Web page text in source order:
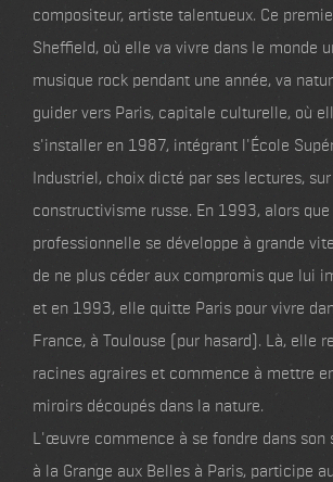
compositeur, artiste talentueux. Ce
Sheffield, où elle va vivre dans le monde
musique rock pendant une année, va
guider vers Paris, capitale culturelle, où
s'installer en 1987, intégrant l'École
Industriel, choix dicté par ses lectures,
constructivisme russe. En 1993, alors
professionnelle se développe à grande
de ne plus céder aux compromis que lui
et en 1993, elle quitte Paris pour vivre
France, à Toulouse (pur hasard). Là, elle
racines agraires et commence à mettre
miroirs découpés dans la nature.
L'œuvre commence à se fondre dans son
à la Grange aux Belles à Paris, participe